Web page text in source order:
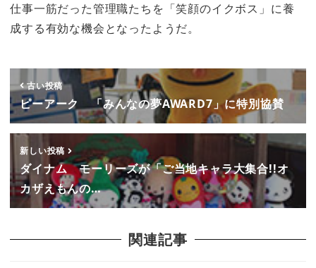
仕事一筋だった管理職たちを「笑顔のイクボス」に養
成する有効な機会となったようだ。
古い投稿
ピーアーク 「みんなの夢AWARD7」に特別協賛
新しい投稿
ダイナム モーリーズが「ご当地キャラ大集合!!オ
カザえもんの…
関連記事